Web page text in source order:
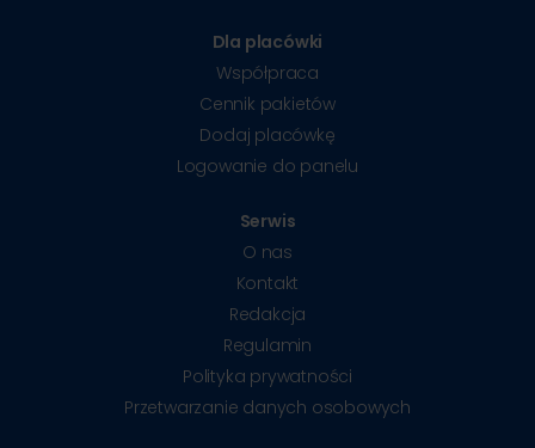
Dla placówki
Współpraca
Cennik pakietów
Dodaj placówkę
Logowanie do panelu
Serwis
O nas
Kontakt
Redakcja
Regulamin
Polityka prywatności
Przetwarzanie danych osobowych